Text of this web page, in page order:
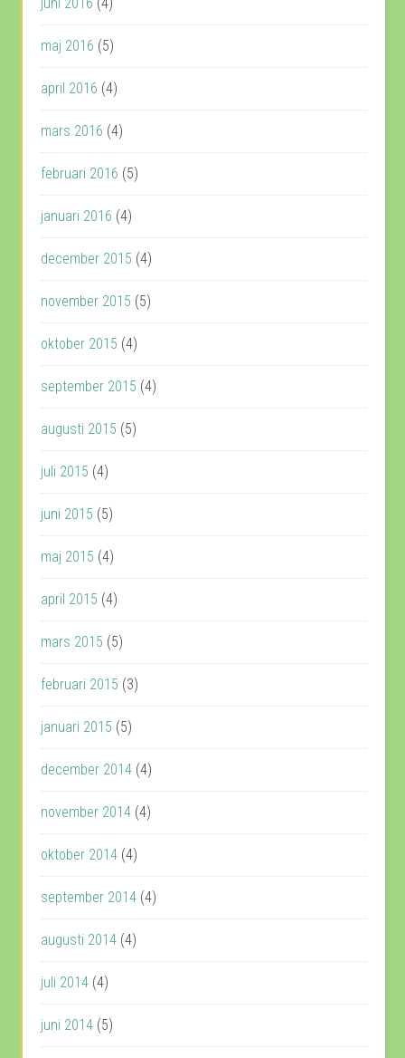
maj 2016 (5)
april 2016 (4)
mars 2016 (4)
februari 2016 (5)
januari 2016 (4)
december 2015 (4)
november 2015 (5)
oktober 2015 (4)
september 2015 (4)
augusti 2015 (5)
juli 2015 (4)
juni 2015 (5)
maj 2015 (4)
april 2015 (4)
mars 2015 (5)
februari 2015 (3)
januari 2015 (5)
december 2014 (4)
november 2014 (4)
oktober 2014 (4)
september 2014 (4)
augusti 2014 (4)
juli 2014 (4)
juni 2014 (5)